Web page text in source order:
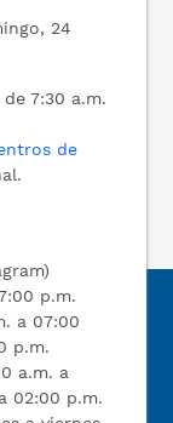
24
7:30 a.m.
de
p.m.
a 07:00
p.m.
a.m. a
02:00 p.m.